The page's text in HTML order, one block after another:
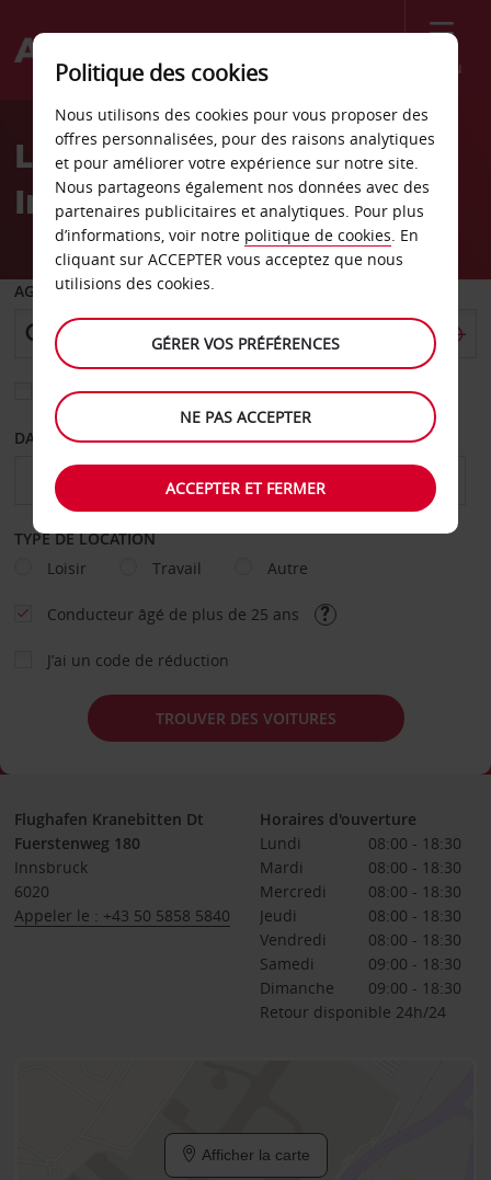
Menu
Welcome
AvisLocation de voiture
Innsbruck
AGENCE DE DÉPART
Sélectionnez une autre agence de retour
DATE DE DÉPART DATE DE RETOUR
TYPE DE LOCATION
Loisir
Travail Autre
Conducteur âgé de plus de 25 ans
J’ai un code de réduction
TROUVER DES VOITURES
Flughafen Kranebitten Dt
Fuerstenweg 180
Innsbruck
6020
Appeler le : +43 50 5858 5840
Horaires d'ouverture
Lundi
08:00 - 18:30
Mardi
08:00 - 18:30
Mercredi
08:00 - 18:30
Jeudi
08:00 - 18:30
Vendredi
08:00 - 18:30
Samedi
09:00 - 18:30
Dimanche
09:00 - 18:30
Retour disponible 24h/24
Afficher la carte
Politique des cookies
Nous utilisons des cookies pour vous proposer des
offres personnalisées, pour des raisons analytiques
et pour améliorer votre expérience sur notre site.
Nous partageons également nos données avec des
partenaires publicitaires et analytiques. Pour plus
d’informations, voir notre politique de cookies. En
cliquant sur ACCEPTER vous acceptez que nous
utilisions des cookies.
GÉRER VOS PRÉFÉRENCES
NE PAS ACCEPTER
ACCEPTER ET FERMER